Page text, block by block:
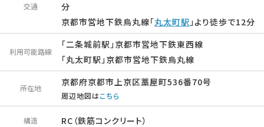
交通
分
京都市営地下鉄烏丸線「丸太町駅」より徒歩で12分
利用可能路線
「二条城前駅」京都市営地下鉄東西線
「丸太町駅」京都市営地下鉄烏丸線
所在地
京都府京都市上京区藁屋町536番70号
周辺地図はこちら
構造 RC（鉄筋コンクリート）